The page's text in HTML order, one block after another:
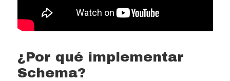
¿Por qué implementar
Schema?